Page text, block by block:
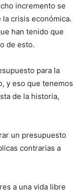
incremento se
la crisis económica.
han tenido que
de esto.
para la
y eso que tenemos
de la historia,
un presupuesto
contrarias a
a una vida libre